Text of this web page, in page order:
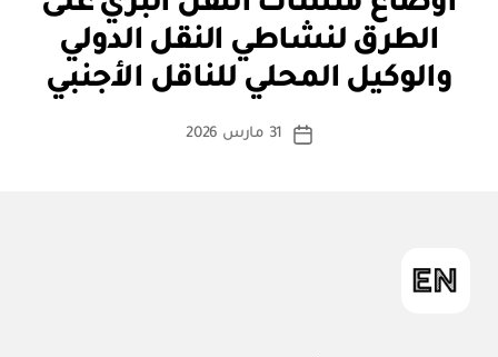
الطرق لنشاطي النقل الدولي
والوكيل المحلي للناقل الأجنبي
كاتب
بو
ا
س
ة
تاريخ
31 مارس 2026